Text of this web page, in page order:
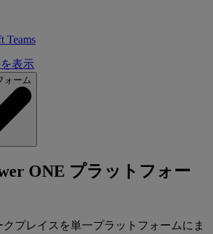
Teams
表示
ォーム
ONE プラットフォー
クプレイスを単一プラットフォームにま